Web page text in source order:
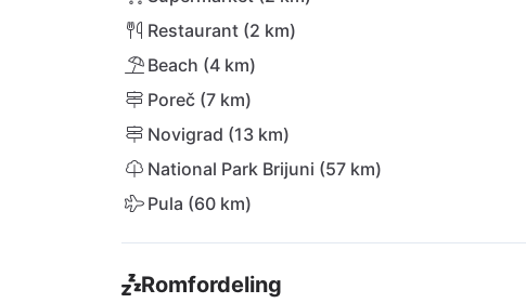
Restaurant (2 km)
Beach (4 km)
Poreč (7 km)
Novigrad (13 km)
National Park Brijuni (57 km)
Pula (60 km)
Romfordeling